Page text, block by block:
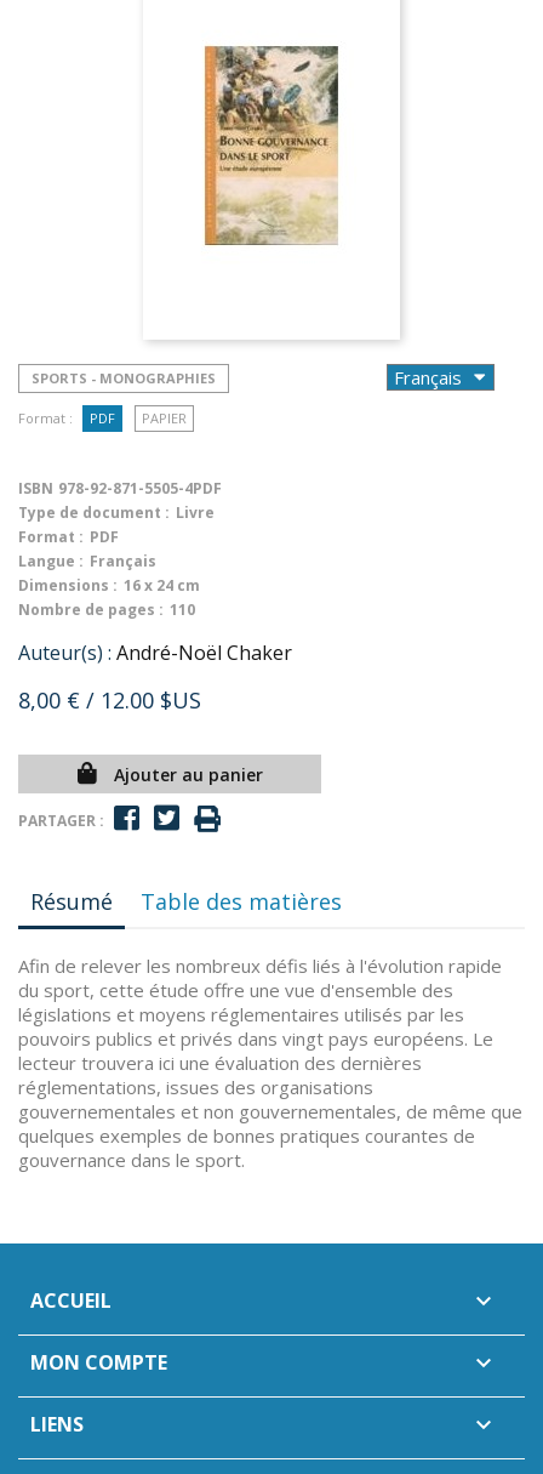
SPORTS - MONOGRAPHIES
Format : PDF PAPIER
ISBN 978-92-871-5505-4PDF
Type de document : Livre
Format : PDF
Langue : Français
Dimensions : 16 x 24 cm
Nombre de pages : 110
Auteur(s) : André-Noël Chaker
8,00 € / 12.00 $US
Ajouter au panier
PARTAGER :
Résumé Table des matières
Afin de relever les nombreux défis liés à l'évolution rapide
du sport, cette étude offre une vue d'ensemble des
législations et moyens réglementaires utilisés par les
pouvoirs publics et privés dans vingt pays européens. Le
lecteur trouvera ici une évaluation des dernières
réglementations, issues des organisations
gouvernementales et non gouvernementales, de même que
quelques exemples de bonnes pratiques courantes de
gouvernance dans le sport.
ACCUEIL 
MON COMPTE 
LIENS 